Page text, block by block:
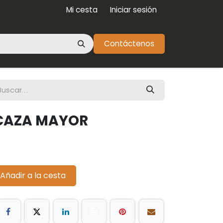
Mi cesta Iniciar sesión
Contáctenos
MAYOR
Añadir a la cesta